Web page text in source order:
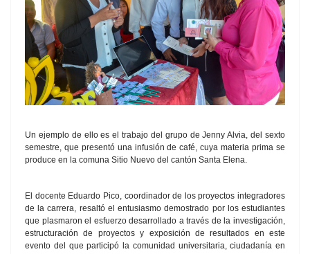
Un ejemplo de ello es el trabajo del grupo de Jenny Alvia, del sexto
semestre, que presentó una infusión de café, cuya materia prima se
produce en la comuna Sitio Nuevo del cantón Santa Elena.
El docente Eduardo Pico, coordinador de los proyectos integradores
de la carrera, resaltó el entusiasmo demostrado por los estudiantes
que plasmaron el esfuerzo desarrollado a través de la investigación,
estructuración de proyectos y exposición de resultados en este
evento del que participó la comunidad universitaria, ciudadanía en